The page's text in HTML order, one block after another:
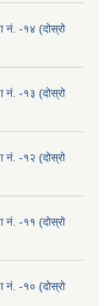
नं. -१४ (दोस्रो
नं. -१३ (दोस्रो
नं. -१२ (दोस्रो
नं. -११ (दोस्रो
नं. -१० (दोस्रो